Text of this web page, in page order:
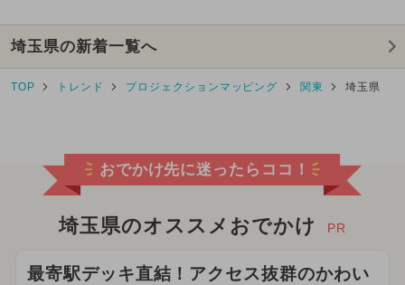
埼玉県の新着一覧へ
TOP トレンド プロジェクションマッピング 関東 埼玉県
おでかけ先に迷ったらココ！
埼玉県のオススメおでかけ PR
最寄駅デッキ直結！アクセス抜群のかわい